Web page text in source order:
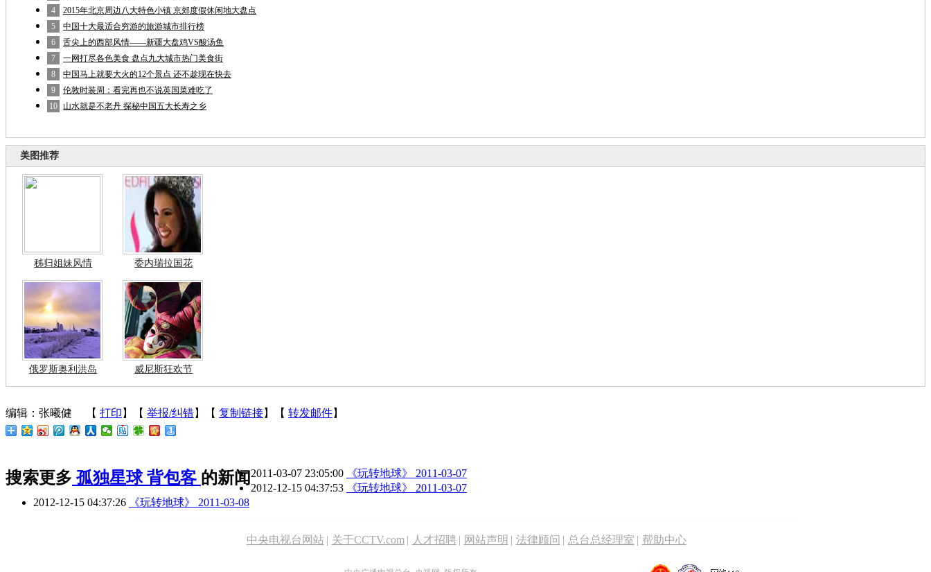
4
2015年北京周边八大特色小镇 京郊度假休闲地大盘点
5
中国十大最适合穷游的旅游城市排行榜
6
舌尖上的西部风情——新疆大盘鸡VS酸汤鱼
7
一网打尽各色美食 盘点九大城市热门美食街
8
中国马上就要大火的12个景点 还不趁现在快去
9
伦敦时装周：看完再也不说英国菜难吃了
10
山水就是不老丹 探秘中国五大长寿之乡
美图推荐
秭归姐妹风情 委内瑞拉国花
俄罗斯奥利洪岛 威尼斯狂欢节
编辑：张曦健 【 打印 】【 举报/纠错】【 复制链接】【 转发邮件】
搜索更多 孤独星球背包客 的新闻 2011-03-07 23:05:00
《玩转地球》 2011-03-07
2012-12-15 04:37:53
《玩转地球》 2011-03-07
2012-12-15 04:37:26
《玩转地球》 2011-03-08
中央电视台网站 | 关于CCTV.com | 人才招聘 | 网站声明 | 法律顾问 | 总台总经理室 | 帮助中心